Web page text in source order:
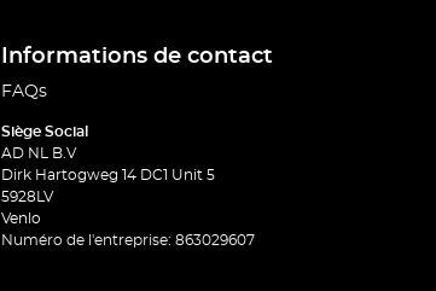
Informations de contact
FAQs
Siège Social
AD NL B.V
Dirk Hartogweg 14 DC1 Unit 5
5928LV
Venlo
Numéro de l'entreprise: 863029607